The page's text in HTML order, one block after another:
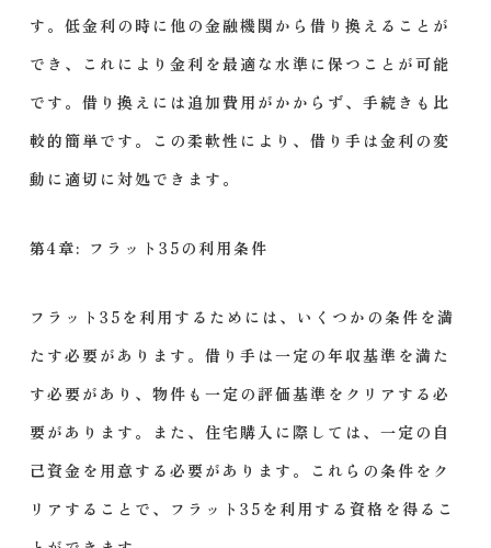
す。低金利の時に他の金融機関から借り換えることが
でき、これにより金利を最適な水準に保つことが可能
です。借り換えには追加費用がかからず、手続きも比
較的簡単です。この柔軟性により、借り手は金利の変
動に適切に対処できます。
第4章: フラット35の利用条件
フラット35を利用するためには、いくつかの条件を満
たす必要があります。借り手は一定の年収基準を満た
す必要があり、物件も一定の評価基準をクリアする必
要があります。また、住宅購入に際しては、一定の自
己資金を用意する必要があります。これらの条件をク
リアすることで、フラット35を利用する資格を得るこ